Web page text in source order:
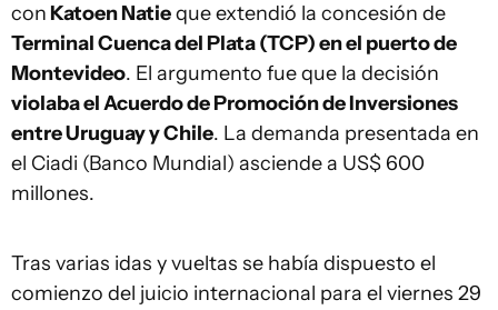
con Katoen Natieque extendió la concesión de
Terminal Cuenca del Plata (TCP) en el puerto de
Montevideo. El argumento fue que la decisión
violaba el Acuerdo de Promoción de Inversiones
entre Uruguay y Chile. La demanda presentada en
el Ciadi (Banco Mundial) asciende a US$ 600
millones.
Tras varias idas y vueltas se había dispuesto el
comienzo del juicio internacional para el viernes 29